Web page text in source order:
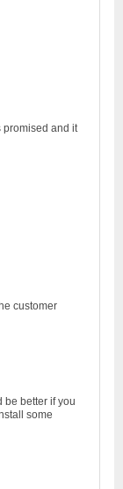
promised and it
customer
be better if you
some